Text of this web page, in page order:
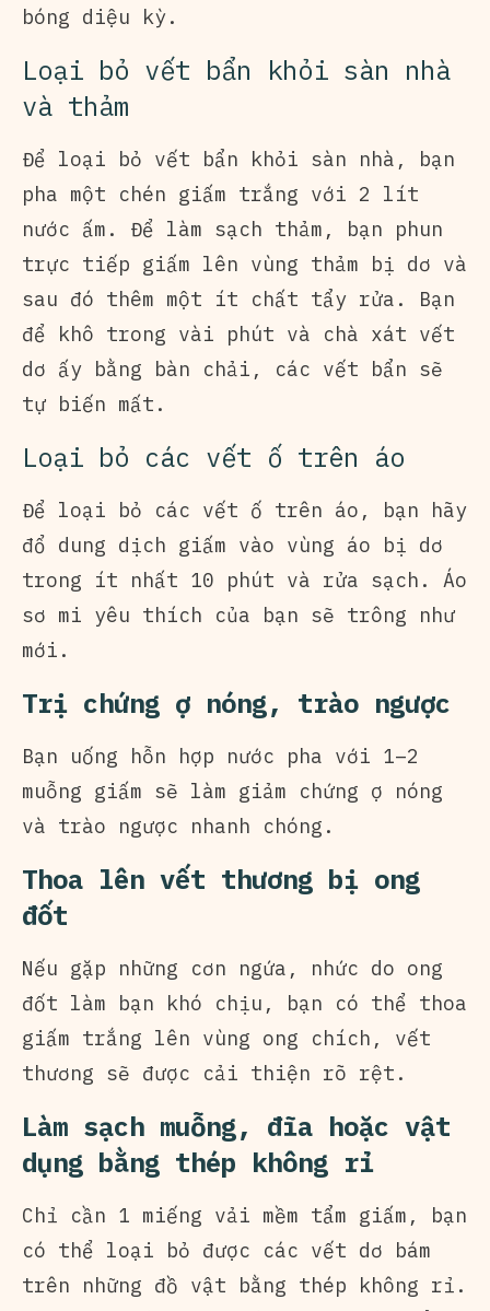
bóng diệu kỳ.
Loại bỏ vết bẩn khỏi sàn nhà
và thảm
Để loại bỏ vết bẩn khỏi sàn nhà, bạn
pha một chén giấm trắng với 2 lít
nước ấm. Để làm sạch thảm, bạn phun
trực tiếp giấm lên vùng thảm bị dơ và
sau đó thêm một ít chất tẩy rửa. Bạn
để khô trong vài phút và chà xát vết
dơ ấy bằng bàn chải, các vết bẩn sẽ
tự biến mất.
Loại bỏ các vết ố trên áo
Để loại bỏ các vết ố trên áo, bạn hãy
đổ dung dịch giấm vào vùng áo bị dơ
trong ít nhất 10 phút và rửa sạch. Áo
sơ mi yêu thích của bạn sẽ trông như
mới.
Trị chứng ợ nóng, trào ngược
Bạn uống hỗn hợp nước pha với 1–2
muỗng giấm sẽ làm giảm chứng ợ nóng
và trào ngược nhanh chóng.
Thoa lên vết thương bị ong
đốt
Nếu gặp những cơn ngứa, nhức do ong
đốt làm bạn khó chịu, bạn có thể thoa
giấm trắng lên vùng ong chích, vết
thương sẽ được cải thiện rõ rệt.
Làm sạch muỗng, đĩa hoặc vật
dụng bằng thép không rỉ
Chỉ cần 1 miếng vải mềm tẩm giấm, bạn
có thể loại bỏ được các vết dơ bám
trên những đồ vật bằng thép không rỉ.